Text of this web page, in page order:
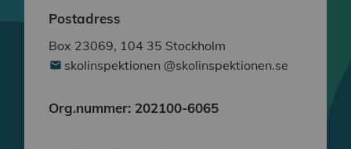
Postadress
Box 23069, 104 35 Stockholm
skolinspektionen @skolinspektionen.se
Org.nummer: 202100-6065